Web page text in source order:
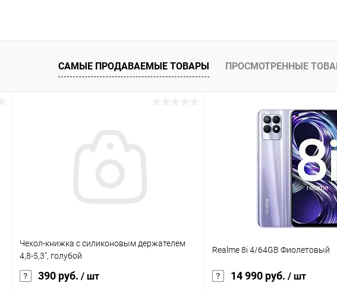
К сравнению
В избранное В наличии
САМЫЕ ПРОДАВАЕМЫЕ ТОВАРЫ ПРОСМОТРЕННЫЕ
Чехол-книжка с силиконовым держателем
4,8-5,3", голубой
390 руб. / шт
Realme 8i 4/64GB Фиолетовый
14 990 руб. / шт